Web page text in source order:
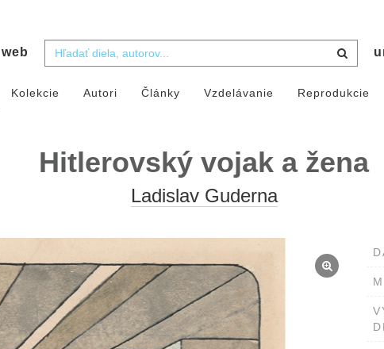
web
Kolekcie Autori Články Vzdelávanie Reprodukcie
Hitlerovský vojak a žena
Ladislav Guderna